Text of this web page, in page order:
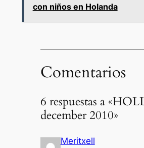
con niños en Holanda
Comentarios
6 respuestas a
december 2010»
Meritxell